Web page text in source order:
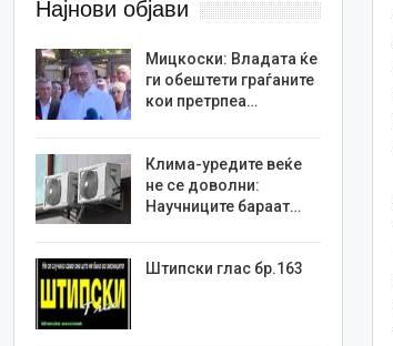
Најнови објави
Мицкоски: Владата ќе
ги обештети граѓаните
кои претрпеа…
Клима-уредите веќе
не се доволни:
Научниците бараат…
Штипски глас бр.163